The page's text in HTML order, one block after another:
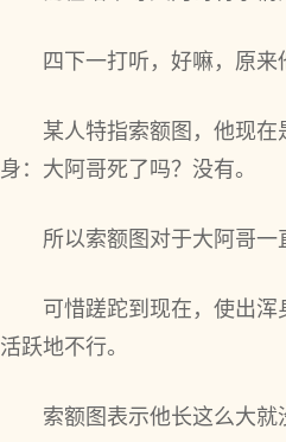
四下一打听，好嘛，原来
某人特指索额图，他现
身：大阿哥死了吗？没有。
所以索额图对于大阿哥一
可惜蹉跎到现在，使出
活跃地不行。
索额图表示他长这么大就